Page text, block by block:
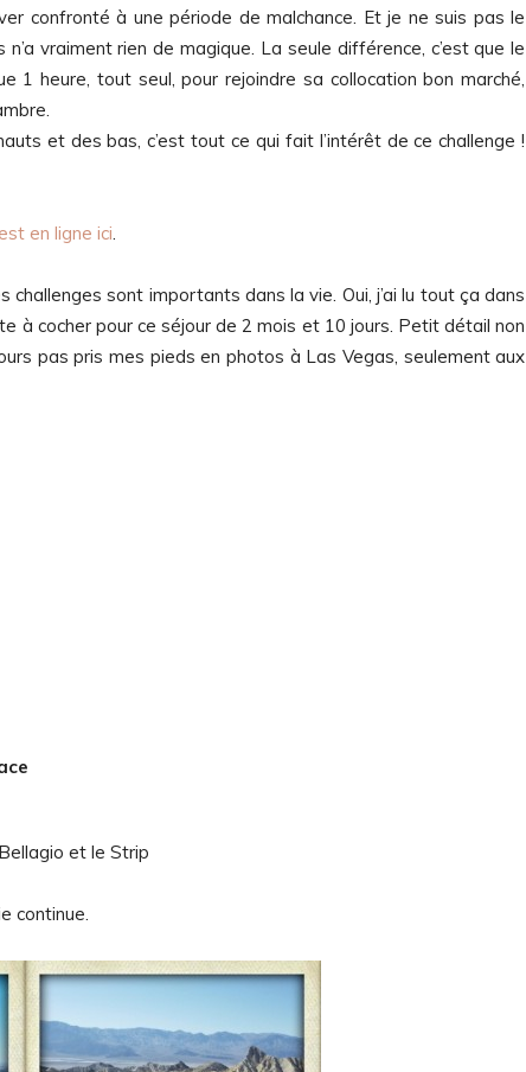
confronté à une période de malchance. Et je ne suis pas le
vraiment rien de magique. La seule différence, c’est que le
1 heure, tout seul, pour rejoindre sa collocation bon marché,
et des bas, c’est tout ce qui fait l’intérêt de ce challenge !
est en ligne ici.
sont importants dans la vie. Oui, j’ai lu tout ça dans
à cocher pour ce séjour de 2 mois et 10 jours. Petit détail non
pas pris mes pieds en photos à Las Vegas, seulement aux
et le Strip
continue.